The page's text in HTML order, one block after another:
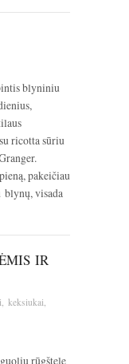
blyniniu
ricotta sūriu
pakeičiau
visada
IR
keksiukai,
rūgštele